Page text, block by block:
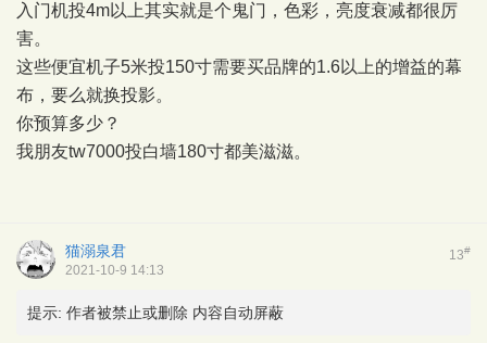
入门机投4m以上其实就是个鬼门，色彩，亮度衰减都很厉
害。
这些便宜机子5米投150寸需要买品牌的1.6以上的增益的幕
布，要么就换投影。
你预算多少？
我朋友tw7000投白墙180寸都美滋滋。
13#
猫溺泉君
2021-10-9 14:13
提示: 作者被禁止或删除 内容自动屏蔽